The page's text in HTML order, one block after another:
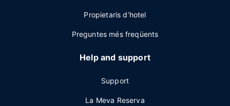
Propietaris d’hotel
Preguntes més freqüents
Help and support
Support
La Meva Reserva